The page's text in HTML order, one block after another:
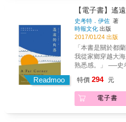
美國加州人、民
由唱片合約預付
團體「意識部落
樂，與原住民一
這裡有阿美族人
他形容美若天仙
話的歌手巴奈，
善的雕刻家E-
他取了阿美族名字
與人分享、互助
現自己並非過客
出，這種介於傳
Readmoo
【電子書】遙
史考特．伊佐 著
時報文化 出版
2017/01/24 出版
「本書是關於都
我從家鄉穿越大
熟悉感。」 ──史考特‧伊佐（Scott Ezell） &
西到台東，海上來
流與心靈歸鄉，
尋的國度，本書
特價 294 元
電子書